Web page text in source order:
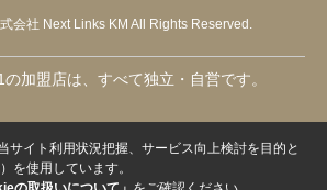
会社 Next Links KM All Rights Reserved.
加盟店は、すべて独立・自営です。
サイト利用状況把握、サービス向上検討を目的と
を使用しています。